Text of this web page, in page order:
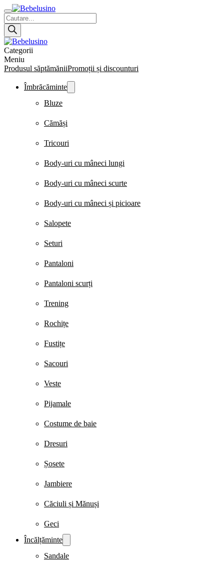
Products
search
Categorii
Meniu
Produsul săptămăniiPromoții și discounturi
Îmbrăcăminte
Bluze
Cămăși
Tricouri
Body-uri cu mâneci lungi
Body-uri cu mâneci scurte
Body-uri cu mâneci și picioare
Salopete
Seturi
Pantaloni
Pantaloni scurți
Trening
Rochițe
Fustițe
Sacouri
Veste
Pijamale
Costume de baie
Dresuri
Șosete
Jambiere
Căciuli și Mănuși
Geci
Încălțăminte
Sandale